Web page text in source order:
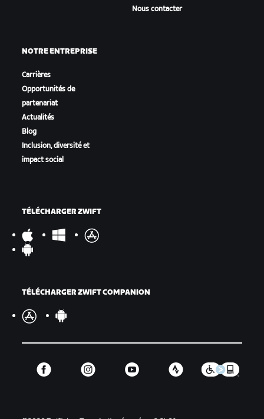
Nous contacter
NOTRE ENTREPRISE
Carrières
Opportunités de
partenariat
Actualités
Blog
Inclusion, diversité et
impact social
TÉLÉCHARGER ZWIFT
TÉLÉCHARGER ZWIFT COMPANION